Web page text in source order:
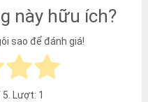
này hữu ích?
sao để đánh giá!
5. Lượt: 1